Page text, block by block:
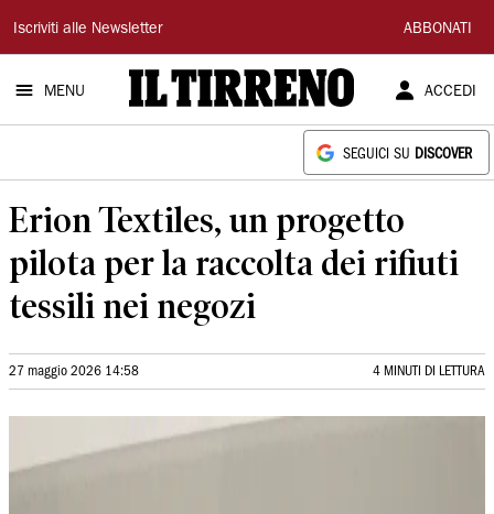
Il
Tirreno
Iscriviti alle Newsletter ABBONATI
MENU ACCEDI
SEGUICI SU DISCOVER
Erion Textiles, un progetto
pilota per la raccolta dei rifiuti
tessili nei negozi
27 maggio 2026 14:58 4 MINUTI DI LETTURA